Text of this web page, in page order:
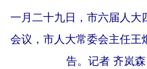
一月二十九日，市六届人
会议，市人大常委会主任王
告。记者 齐岚